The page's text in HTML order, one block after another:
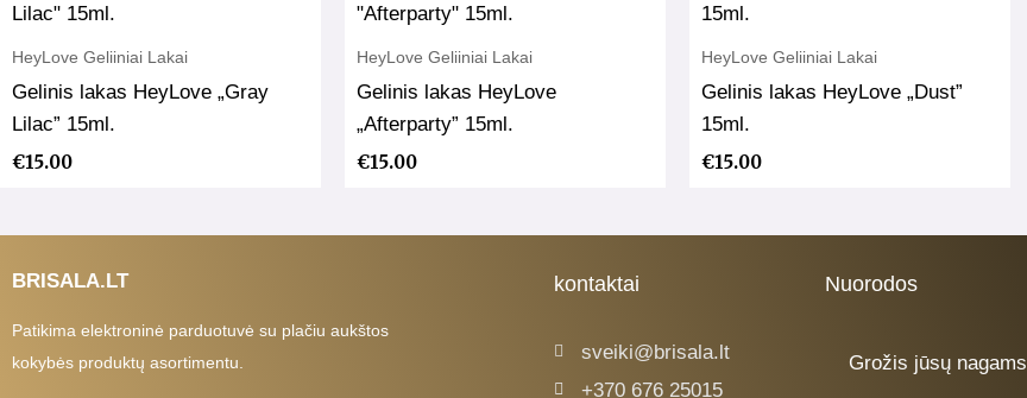
HeyLove Geliiniai Lakai
Gelinis lakas HeyLove „Gray
Lilac” 15ml.
€15.00
HeyLove Geliiniai Lakai
Gelinis lakas HeyLove
„Afterparty” 15ml.
€15.00
HeyLove Geliiniai Lakai
Gelinis lakas HeyLove „Dust”
15ml.
€15.00
BRISALA.LT
Patikima elektroninė parduotuvė su plačiu aukštos
kokybės produktų asortimentu.
kontaktai
sveiki@brisala.lt
+370 676 25015
Nuorodos
Grožis jūsų nagams